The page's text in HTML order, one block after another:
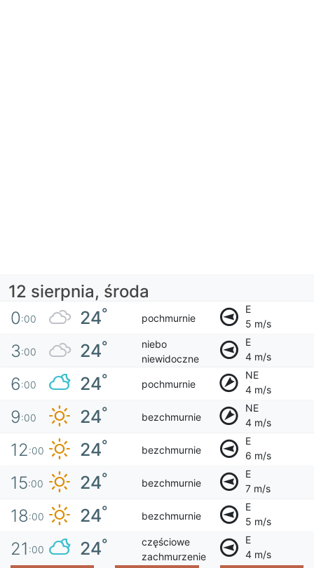
12 sierpnia, środa
0:00 24° pochmurnie
E
5 m/s
3:00 24°
niebo
niewidoczne
E
4 m/s
6:00 24° pochmurnie
NE
4 m/s
9:00 24° bezchmurnie
NE
4 m/s
12:00 24° bezchmurnie
E
6 m/s
15:00 24° bezchmurnie
E
7 m/s
18:00 24° bezchmurnie
E
5 m/s
21 :00 24°
częściowe
zachmurzenie
E
4 m/s